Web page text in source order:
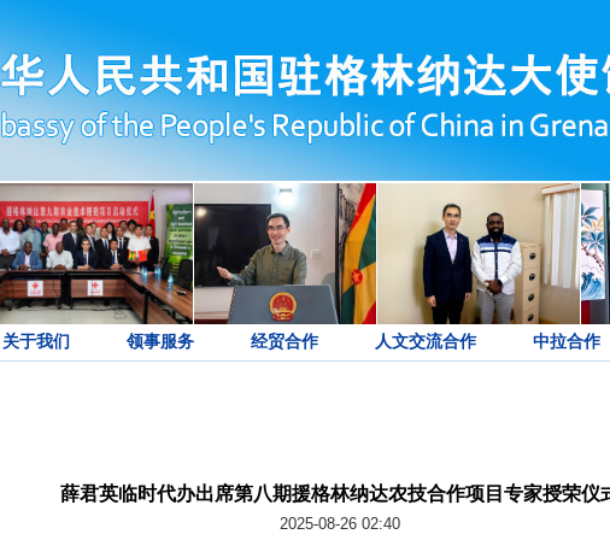
关于我们 领事服务 经贸合作 人文交流合作 中拉合作
薛君英临时代办出席第八期援格林纳达农技合作项目专家授荣仪
2025-08-26 02:40